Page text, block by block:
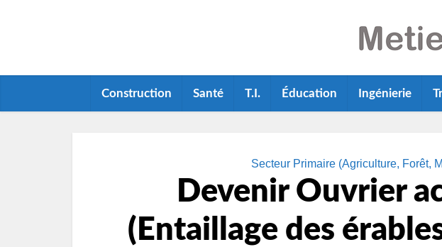
Construction Santé T.I. Éducation Ingénierie
Secteur Primaire (Agriculture, Forêt,
Devenir Ouvrier
(Entaillage des